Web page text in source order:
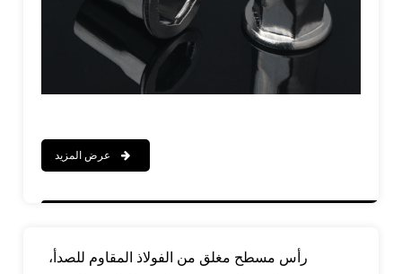
رأس مسطح مغلق من الفولاذ المقاوم للصدأ،